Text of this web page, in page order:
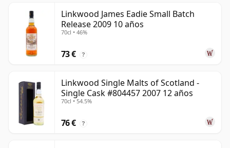
Linkwood James Eadie Small Batch
Release 2009 10 años
70cl • 46%
73 € ?
Linkwood Single Malts of Scotland -
Single Cask #804457 2007 12 años
70cl • 54.5%
76 € ?